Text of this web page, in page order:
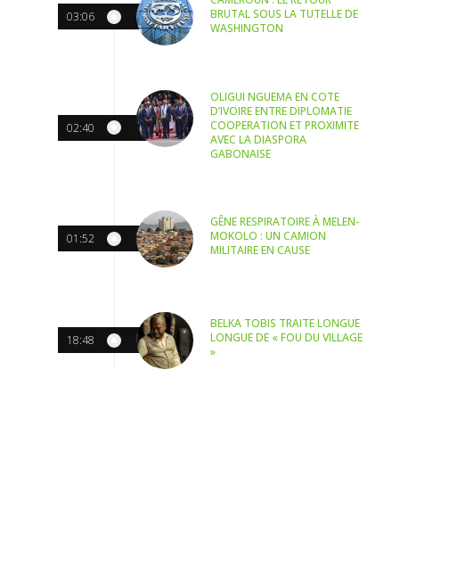
03:06
BRUTAL SOUS LA TUTELLE DE
WASHINGTON
02:40
OLIGUI NGUEMA EN COTE
D’IVOIRE ENTRE DIPLOMATIE
COOPERATION ET PROXIMITE
AVEC LA DIASPORA
GABONAISE
01:52
GÊNE RESPIRATOIRE À MELEN-
MOKOLO : UN CAMION
MILITAIRE EN CAUSE
18:48
BELKA TOBIS TRAITE LONGUE
LONGUE DE « FOU DU VILLAGE
»